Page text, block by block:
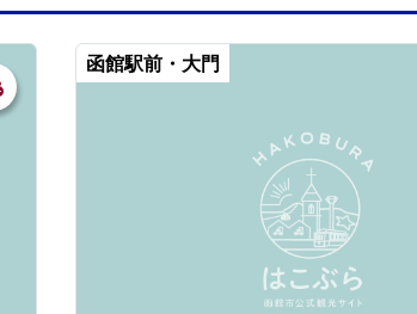
函館駅前・大門